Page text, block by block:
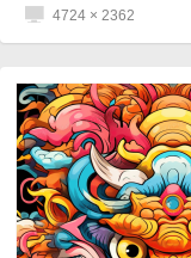
4724 × 2362